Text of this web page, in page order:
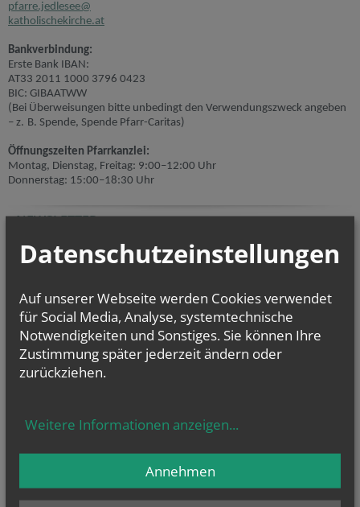
pfarre.jedlesee@
katholischekirche.at
Bankverbindung:
Erste Bank IBAN:
AT33 2011 1000 3796 0423
BIC: GIBAATWW
(Bei Überweisungen bitte unbedingt den Verwendungszweck angeben
– z. B. Spende, Spende Pfarr-Caritas)
Öffnungszeiten Pfarrkanzlei:
Montag, Dienstag, Freitag: 9:00–12:00 Uhr
Donnerstag: 15:00–18:30 Uhr
NEWSLETTER
Geben Sie bitte Ihre E-Mail Adresse ein
Ich stimme derDatenverarbeitungzu.*
Ich habe dieInformationen zum Datenschutzgelesen.
Datenschutzeinstellungen
Auf unserer Webseite werden Cookies verwendet
für Social Media, Analyse, systemtechnische
Notwendigkeiten und Sonstiges. Sie können Ihre
Zustimmung später jederzeit ändern oder
zurückziehen.
Weitere Informationen anzeigen...
Annehmen